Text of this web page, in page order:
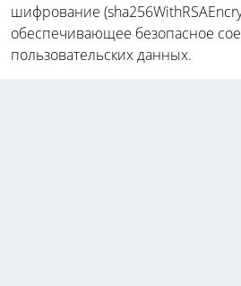
шифрование
обеспечивающее безопасное
пользовательских данных.